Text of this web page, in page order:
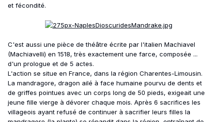
et fécondité.
C'est aussi une pièce de théâtre écrite par l'italien Machiavel
(Machiavelli) en 1518, très exactement une farce, composée ...
d'un prologue et de 5 actes.
L'action se situe en France, dans la région Charentes-Limousin.
La mandragore, dragon ailé à face humaine pourvu de dents et
de griffes pointues avec un corps long de 50 pieds, exigeait une
jeune fille vierge à dévorer chaque mois. Après 6 sacrifices les
villageois ayant refusé de continuer à sacrifier leurs filles la